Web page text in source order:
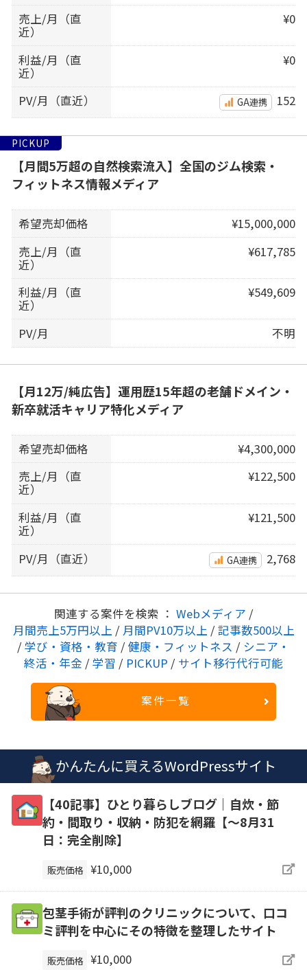
売上/月（直
近）
¥0
利益/月（直
近）
¥0
PV/月（直近） GA連携 152
PICKUP
【月間5万超の自然検索流入】全国のジム検索・
フィットネス情報メディア
希望売却価格
¥15,000,000
売上/月（直
近）
¥617,785
利益/月（直
近）
¥549,609
PV/月 不明
【月12万/純広告】運用歴15年超の老舗ドメイン・
新卒就活キャリア特化メディア
希望売却価格
¥4,300,000
売上/月（直
近）
¥122,500
利益/月（直
近）
¥121,500
PV/月（直近） GA連携 2,768
関連する案件を検索 ： Webメディア /
月間売上5万円以上 / 月間PV10万以上 / 記事数500以上
/ 学び・資格・教育 / 健康・フィットネス / シニア・
終活・年金 / 学習 / PICKUP / サイト移行代行可能
案件一覧
かんたんに買えるWordPressサイト
【40記事】ひとり暮らしブログ｜自炊・節
約・間取り・収納・防犯を網羅【～8月31
日：完全削除】
販売価格 ¥10,000
包茎手術が評判のクリニックについて、口コ
ミ評判を中心にその特徴を整理したサイト
販売価格 ¥10,000